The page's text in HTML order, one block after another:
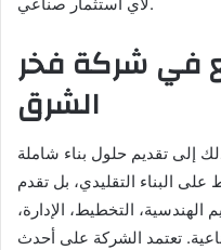
في شركة فخر
الشرق
إلى تقديم حلول بناء شاملة
على البناء التقليدي، بل تقدم
التخطيط، الإدارة،
تعتمد الشركة على أحدث